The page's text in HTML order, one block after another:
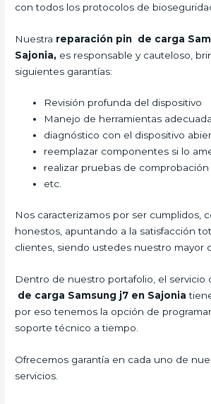
con todos los protocolos de
Nuestra reparación pin de carga
Sajonia, es responsable y cauteloso,
siguientes garantías:
Revisión profunda del dispositivo
Manejo de herramientas
diagnóstico con el dispositivo
reemplazar componentes si lo
realizar pruebas de comprobación
etc.
Nos caracterizamos por ser cumplidos,
honestos, apuntando a la satisfacción
clientes, siendo ustedes nuestro mayor
Dentro de nuestro portafolio, el servicio
de carga Samsung j7 en Sajonia
por eso tenemos la opción de
soporte técnico a tiempo.
Ofrecemos garantía en cada uno de
servicios.